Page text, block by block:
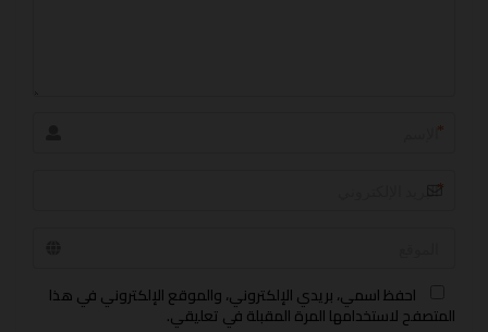
*
*
احفظ اسمي، بريدي الإلكتروني، والموقع الإلكتروني في هذا
المتصفح لاستخدامها المرة المقبلة في تعليقي.